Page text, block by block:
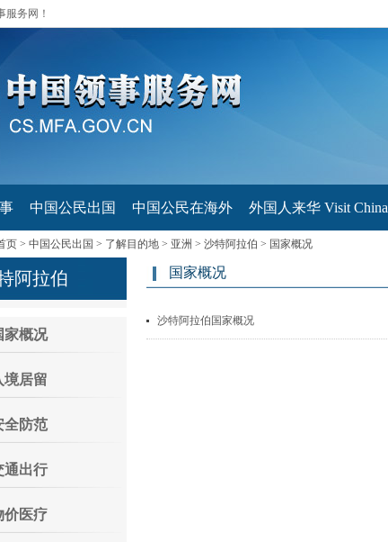
服务网！
中国公民出国 中国公民在海外 外国人来华 Visit China
页 > 中国公民出国 > 了解目的地 > 亚洲 > 沙特阿拉伯 > 国家概况
阿拉伯
家概况
境居留
全防范
通出行
价医疗
国家概况
沙特阿拉伯国家概况